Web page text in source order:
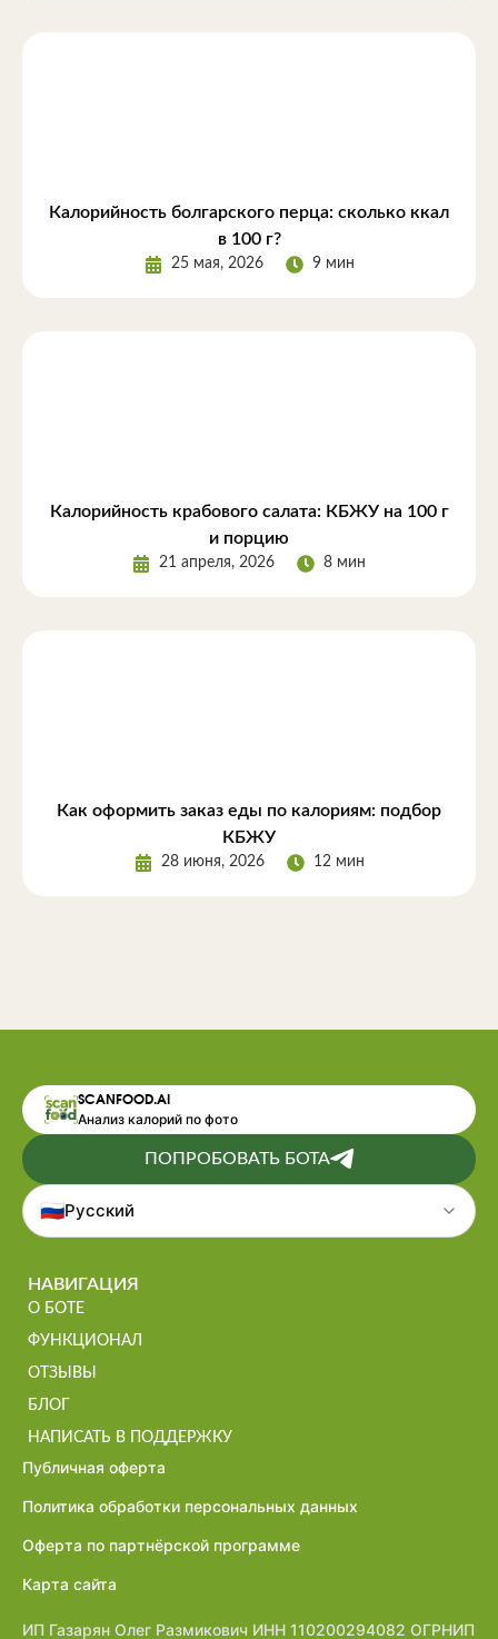
Калорийность болгарского перца: сколько ккал
в 100 г?
25 мая, 2026 9 мин
Калорийность крабового салата: КБЖУ на 100 г
и порцию
21 апреля, 2026 8 мин
Как оформить заказ еды по калориям: подбор
КБЖУ
28 июня, 2026 12 мин
SCANFOOD.AI
Анализ калорий по фото
ПОПРОБОВАТЬ БОТА
🇷🇺Русский
НАВИГАЦИЯ
О БОТЕ
ФУНКЦИОНАЛ
ОТЗЫВЫ
БЛОГ
НАПИСАТЬ В ПОДДЕРЖКУ
Публичная оферта
Политика обработки персональных данных
Оферта по партнёрской программе
Карта сайта
ИП Газарян Олег Размикович ИНН 110200294082 ОГРНИП